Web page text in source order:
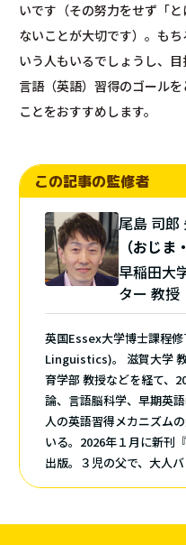
いです（その努力をせず「
ないことが大切です）。も
いう人もいるでしょうし、
言語（英語）習得のゴール
ことをおすすめします。
この記事の監修者
尾島 司郎
（おじま
早稲田大
ター 教授
英国Essex大学博士課程
Linguistics)。 滋賀大学
育学部 教授などを経て、
論、言語脳科学、早期英
人の英語習得メカニズム
いる。2026年１月に新刊
出版。３児の父で、大人バ